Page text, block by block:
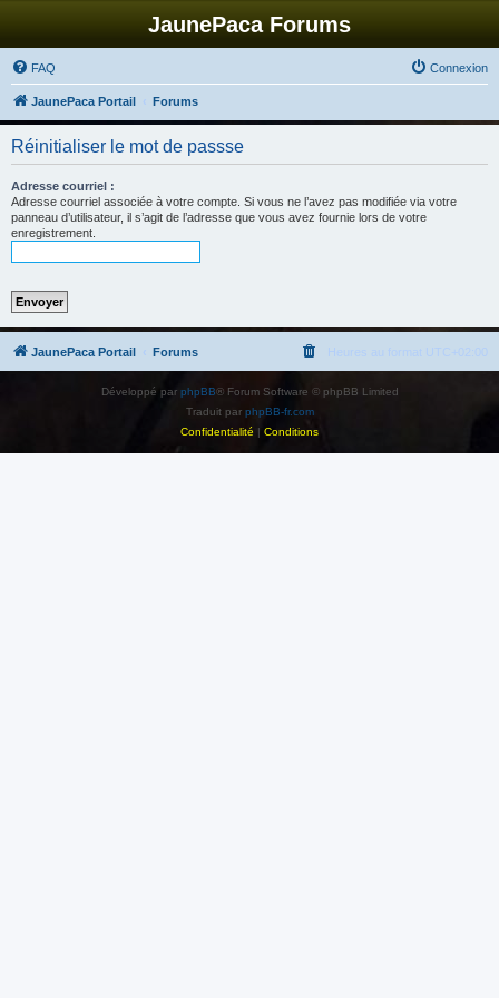
JaunePaca Forums
FAQ Connexion
JaunePaca Portail Forums
Réinitialiser le mot de passse
Adresse courriel :
Adresse courriel associée à votre compte. Si vous ne l’avez pas modifiée via votre
panneau d’utilisateur, il s’agit de l’adresse que vous avez fournie lors de votre
enregistrement.
JaunePaca Portail Forums Heures au format UTC+02:00
Développé par phpBB® Forum Software © phpBB Limited
Traduit par phpBB-fr.com
Confidentialité | Conditions